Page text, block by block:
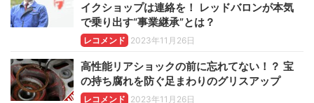
イクショップは連絡を！ レッドバロンが本気
で乗り出す“事業継承”とは？
レコメンド 2023年11月26日
高性能リアショックの前に忘れてない！？ 宝
の持ち腐れを防ぐ足まわりのグリスアップ
レコメンド 2023年11月26日